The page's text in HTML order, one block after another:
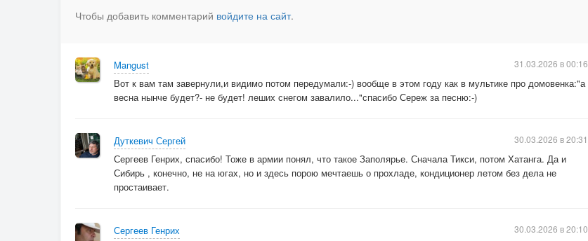
Чтобы добавить комментарий войдите на сайт.
Mangust
Вот к вам там завернули,и видимо потом передумали:-) вообще в этом году как в мультике про домовенка:"а
весна нынче будет?- не будет! леших снегом завалило..."спасибо Сереж за песню:-)
31.03.2026 в 00:16
Дуткевич Сергей
Сергеев Генрих, спасибо! Тоже в армии понял, что такое Заполярье. Сначала Тикси, потом Хатанга. Да и
Сибирь , конечно, не на югах, но и здесь порою мечтаешь о прохладе, кондиционер летом без дела не
простаивает.
30.03.2026 в 20:31
Сергеев Генрих
30.03.2026 в 20:10